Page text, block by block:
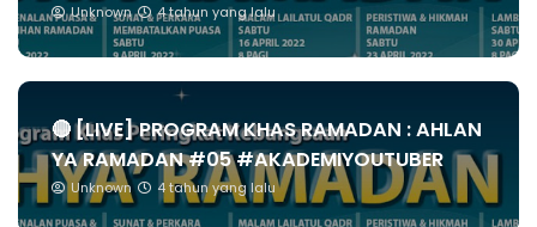
Unknown 4 tahun yang lalu
🔴 [LIVE] PROGRAM KHAS RAMADAN : AHLAN
YA RAMADAN #05 #AKADEMIYOUTUBER
Unknown 4 tahun yang lalu